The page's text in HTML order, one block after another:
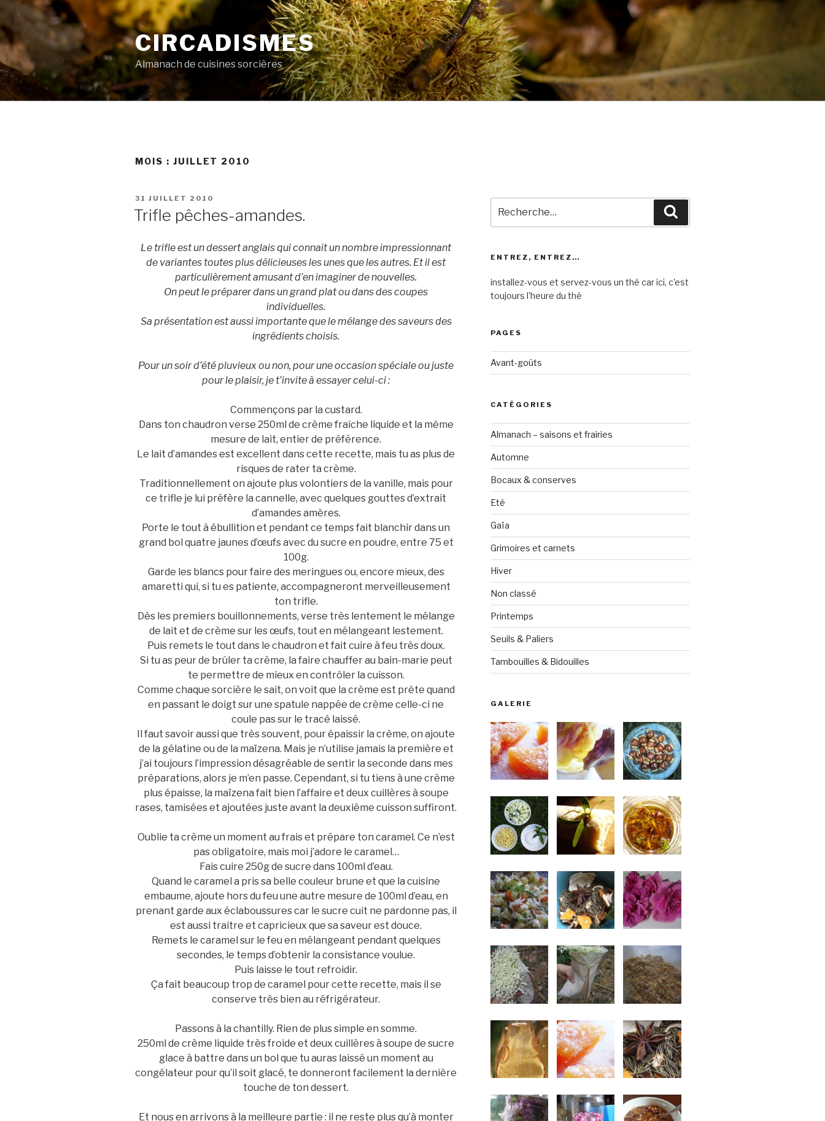
Aller
au
contenu
principal
CIRCADISMES
Almanach de cuisines sorcières
MOIS : JUILLET 2010
PUBLIÉ
31 JUILLET 2010
Trifle pêches-amandes.
Le trifle est un dessert anglais qui connaît un nombre impressionnant
de variantes toutes plus délicieuses les unes que les autres. Et il est
particulièrement amusant d’en imaginer de nouvelles.
On peut le préparer dans un grand plat ou dans des coupes
individuelles.
Sa présentation est aussi importante que le mélange des saveurs des
ingrédients choisis.
Pour un soir d’été pluvieux ou non, pour une occasion spéciale ou juste
pour le plaisir, je t’invite à essayer celui-ci :
Commençons par la custard.
Dans ton chaudron verse 250ml de crème fraîche liquide et la même
mesure de lait, entier de préférence.
Le lait d’amandes est excellent dans cette recette, mais tu as plus de
risques de rater ta crème.
Traditionnellement on ajoute plus volontiers de la vanille, mais pour
ce trifle je lui préfère la cannelle, avec quelques gouttes d’extrait
d’amandes amères.
Porte le tout à ébullition et pendant ce temps fait blanchir dans un
grand bol quatre jaunes d’œufs avec du sucre en poudre, entre 75 et
100g.
Garde les blancs pour faire des meringues ou, encore mieux, des
amaretti qui, si tu es patiente, accompagneront merveilleusement
ton trifle.
Dès les premiers bouillonnements, verse très lentement le mélange
de lait et de crème sur les œufs, tout en mélangeant lestement.
Puis remets le tout dans le chaudron et fait cuire à feu très doux.
Si tu as peur de brûler ta crème, la faire chauffer au bain-marie peut
te permettre de mieux en contrôler la cuisson.
Comme chaque sorcière le sait, on voit que la crème est prête quand
en passant le doigt sur une spatule nappée de crème celle-ci ne
coule pas sur le tracé laissé.
Il faut savoir aussi que très souvent, pour épaissir la crème, on ajoute
de la gélatine ou de la maïzena. Mais je n’utilise jamais la première et
j’ai toujours l’impression désagréable de sentir la seconde dans mes
préparations, alors je m’en passe. Cependant, si tu tiens à une crème
plus épaisse, la maïzena fait bien l’affaire et deux cuillères à soupe
rases, tamisées et ajoutées juste avant la deuxième cuisson suffiront.
Oublie ta crème un moment au frais et prépare ton caramel. Ce n’est
pas obligatoire, mais moi j’adore le caramel…
Fais cuire 250g de sucre dans 100ml d’eau.
Quand le caramel a pris sa belle couleur brune et que la cuisine
embaume, ajoute hors du feu une autre mesure de 100ml d’eau, en
prenant garde aux éclaboussures car le sucre cuit ne pardonne pas, il
est aussi traitre et capricieux que sa saveur est douce.
Remets le caramel sur le feu en mélangeant pendant quelques
secondes, le temps d’obtenir la consistance voulue.
Puis laisse le tout refroidir.
Ça fait beaucoup trop de caramel pour cette recette, mais il se
conserve très bien au réfrigérateur.
Passons à la chantilly. Rien de plus simple en somme.
250ml de crème liquide très froide et deux cuillères à soupe de sucre
glace à battre dans un bol que tu auras laissé un moment au
congélateur pour qu’il soit glacé, te donneront facilement la dernière
touche de ton dessert.
Et nous en arrivons à la meilleure partie : il ne reste plus qu’à monter
pour
:
ENTREZ, ENTREZ…
installez-vous et servez-vous un thé car ici, c'est
toujours l'heure du thé
PAGES
Avant-goûts
CATÉGORIES
Almanach – saisons et frairies
Automne
Bocaux & conserves
Eté
Gaïa
Grimoires et carnets
Hiver
Non classé
Printemps
Seuils & Paliers
Tambouilles & Bidouilles
GALERIE